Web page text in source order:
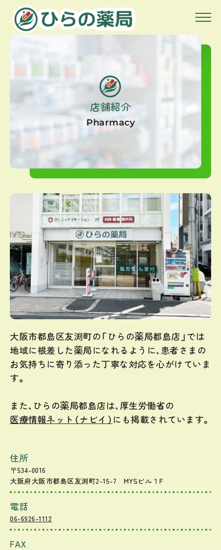
店舗紹介
Pharmacy
大阪市都島区友渕町の「ひらの薬局都島店」では
地域に根差した薬局になれるように、患者さまの
お気持ちに寄り添った丁寧な対応を心がけていま
す。
また、ひらの薬局都島店は、厚生労働省の
医療情報ネット（ナビイ） にも掲載されています。
住所
〒534-0016
大阪府大阪市都島区友渕町2-15-7 MYSビル１F
電話
06-6926-1112
FAX